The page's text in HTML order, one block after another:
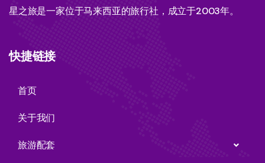
星之旅是一家位于马来西亚的旅行社，成立于2003年。
快捷链接
首页
关于我们
旅游配套